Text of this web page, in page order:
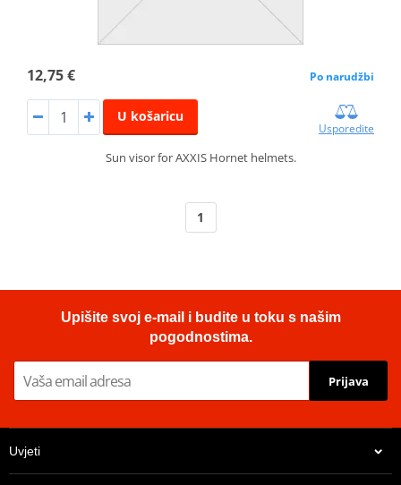
12,75 € Po narudžbi
U košaricu
Usporedite
Sun visor for AXXIS Hornet helmets.
1
Upišite svoj e-mail i budite u toku s našim
pogodnostima.
Prijava
Uvjeti